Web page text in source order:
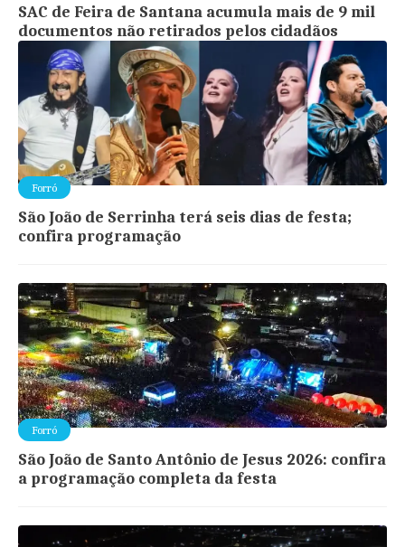
SAC de Feira de Santana acumula mais de 9 mil
documentos não retirados pelos cidadãos
Forró
São João de Serrinha terá seis dias de festa;
confira programação
Forró
São João de Santo Antônio de Jesus 2026: confira
a programação completa da festa